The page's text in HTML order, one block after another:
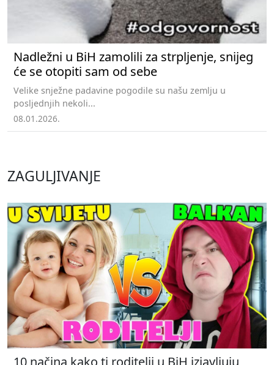
Nadležni u BiH zamolili za strpljenje, snijeg
će se otopiti sam od sebe
Velike snježne padavine pogodile su našu zemlju u
posljednjih nekoli...
08.01.2026.
ZAGULJIVANJE